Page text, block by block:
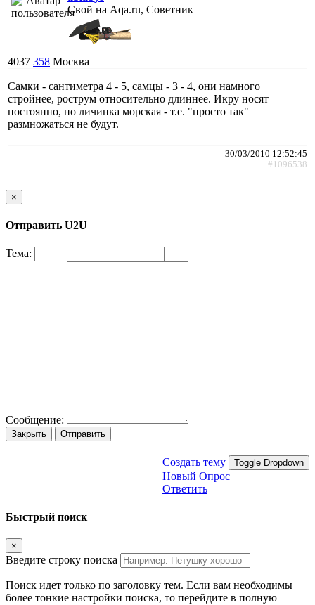
Свой на Aqa.ru, Советник
4037 358 Москва
Самки - сантиметра 4 - 5, самцы - 3 - 4, они намного
стройнее, рострум относительно длиннее. Икру носят
постоянно, но личинка морская - т.е. "просто так"
размножаться не будут.
30/03/2010 12:52:45
#1096538
×
Отправить U2U
Тема:
Сообщение:
Закрыть Отправить
Создать тему Toggle Dropdown
Новый Опрос
Ответить
Быстрый поиск
×
Введите строку поиска
Поиск идет только по заголовку тем. Если вам необходимы
более тонкие настройки поиска, то перейдите в полную